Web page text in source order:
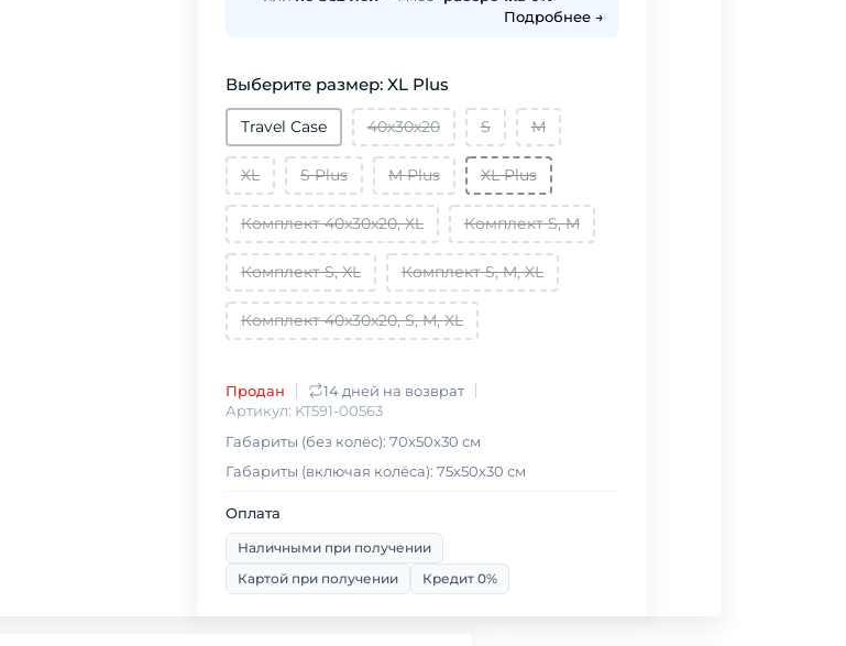
Подробнее →
Выберите размер: XL Plus
Travel Case 40x30x20 S М
XL S Plus M Plus XL Plus
Комплект 40x30x20, XL Комплект S, M
Комплект S, XL Комплект S, M, XL
Комплект 40x30x20, S, M, XL
Продан
14 дней на возврат
Артикул: KT591-00563
Габариты (без колёс): 70х50х30 см
Габариты (включая колёса): 75х50х30 см
Оплата
Наличными при получении
Картой при получении
Кредит 0%